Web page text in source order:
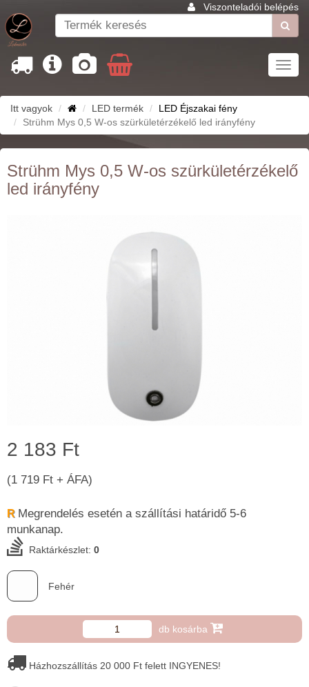
Viszonteladói belépés
Itt vagyok LED termék
LED Éjszakai fény
Strühm Mys 0,5 W-os szürkületérzékelő led irányfény
Strühm Mys 0,5 W-os szürkületérzékelő
led irányfény
2 183 Ft
(1 719 Ft + ÁFA)
R Megrendelés esetén a szállítási határidő 5-6 ​
munkanap.
Raktárkészlet: 0
Fehér
db kosárba
Házhozszállítás 20 000 Ft felett INGYENES!